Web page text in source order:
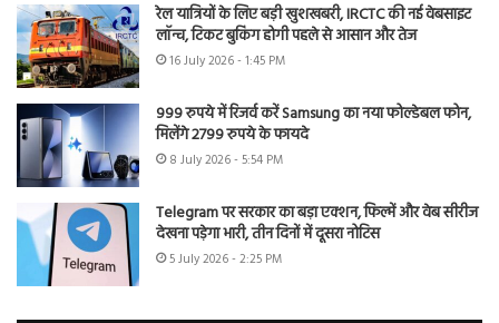
रेल यात्रियों के लिए बड़ी खुशखबरी, IRCTC की नई वेबसाइट
लॉन्च, टिकट बुकिंग होगी पहले से आसान और तेज
16 July 2026 - 1:45 PM
999 रुपये में रिजर्व करें Samsung का नया फोल्डेबल फोन,
मिलेंगे 2799 रुपये के फायदे
8 July 2026 - 5:54 PM
Telegram पर सरकार का बड़ा एक्शन, फिल्में और वेब सीरीज
देखना पड़ेगा भारी, तीन दिनों में दूसरा नोटिस
5 July 2026 - 2:25 PM